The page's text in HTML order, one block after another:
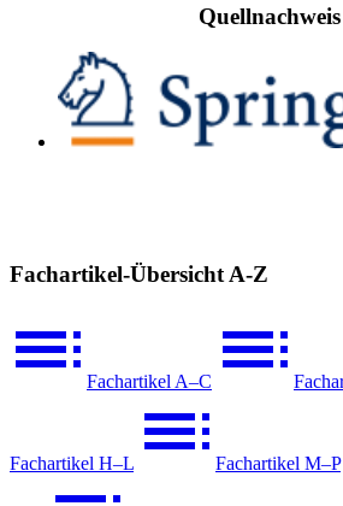
Quellnachweis
Fachartikel-Übersicht A-Z
Fachartikel A–C
Fachartikel H–L Fachartikel M–P